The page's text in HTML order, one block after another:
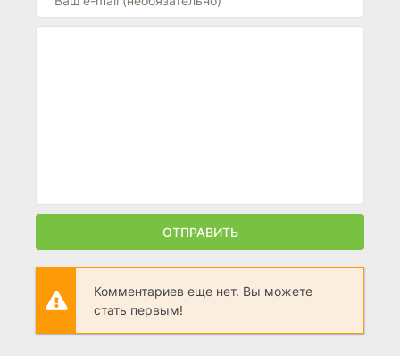
ОТПРАВИТЬ
Комментариев еще нет. Вы можете
стать первым!